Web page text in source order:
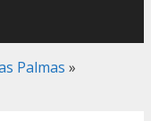
Palmas »